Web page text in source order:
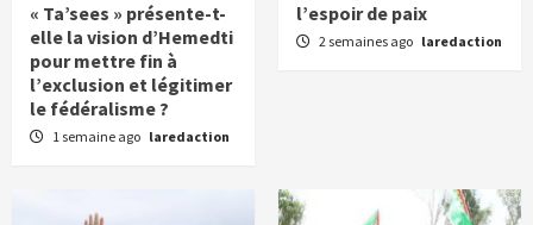
« Ta’sees » présente-t-
elle la vision d’Hemedti
pour mettre fin à
l’exclusion et légitimer
le fédéralisme ?
1 semaine ago laredaction
l’espoir de paix
2 semaines ago laredaction